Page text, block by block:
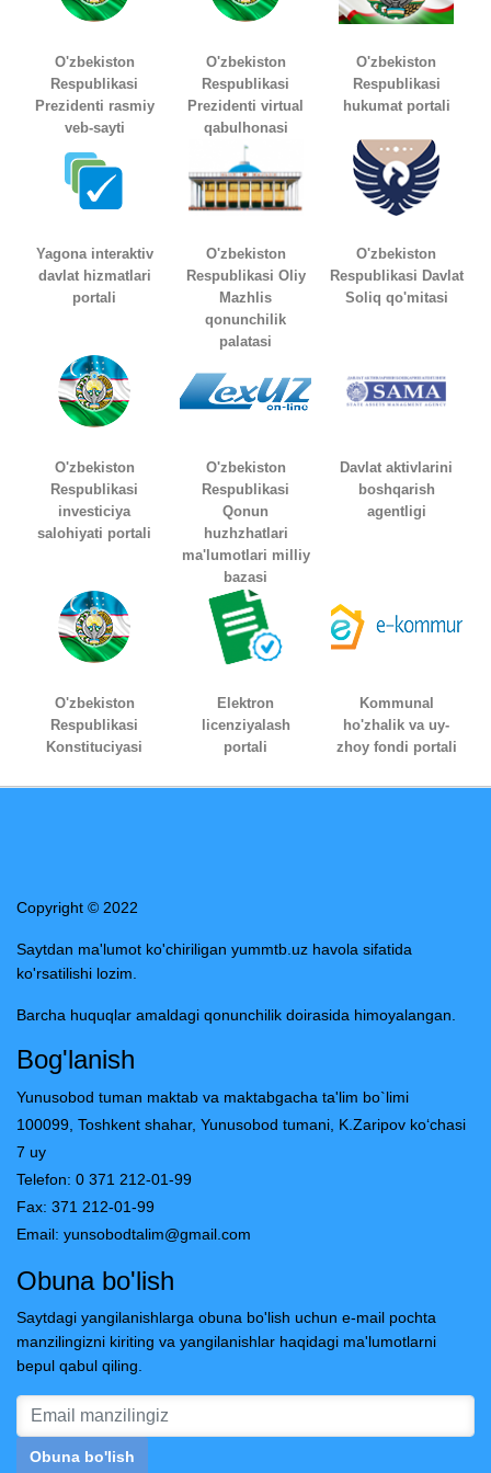
O'zbekiston
Respublikasi
Prezidenti rasmiy
veb-sayti
O'zbekiston
Respublikasi
Prezidenti virtual
qabulhonasi
O'zbekiston
Respublikasi
hukumat portali
Yagona interaktiv
davlat hizmatlari
portali
O'zbekiston
Respublikasi Oliy
Mazhlis
qonunchilik
palatasi
O'zbekiston
Respublikasi Davlat
Soliq qo'mitasi
O'zbekiston
Respublikasi
investiciya
salohiyati portali
O'zbekiston
Respublikasi
Qonun
huzhzhatlari
ma'lumotlari milliy
bazasi
Davlat aktivlarini
boshqarish
agentligi
O'zbekiston
Respublikasi
Konstituciyasi
Elektron
licenziyalash
portali
Kommunal
ho'zhalik va uy-
zhoy fondi portali
Copyright © 2022
Saytdan ma'lumot ko'chiriligan yummtb.uz havola sifatida
ko'rsatilishi lozim.
Barcha huquqlar amaldagi qonunchilik doirasida himoyalangan.
Bog'lanish
Yunusobod tuman maktab va maktabgacha ta'lim bo`limi
100099, Toshkent shahar, Yunusobod tumani, K.Zaripov ko‘chasi
7 uy
Telefon: 0 371 212-01-99
Fax: 371 212-01-99
Email: yunsobodtalim@gmail.com
Obuna bo'lish
Saytdagi yangilanishlarga obuna bo'lish uchun e-mail pochta
manzilingizni kiriting va yangilanishlar haqidagi ma'lumotlarni
bepul qabul qiling.
Obuna bo'lish